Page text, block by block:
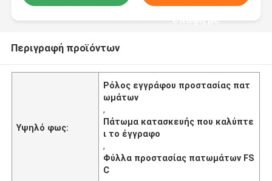
επαφή με
Περιγραφή προϊόντων
Υψηλό φως:
Ρόλος εγγράφου προστασίας πατ
ωμάτων
,
Πάτωμα κατασκευής που καλύπτε
ι το έγγραφο
,
Φύλλα προστασίας πατωμάτων FS
C